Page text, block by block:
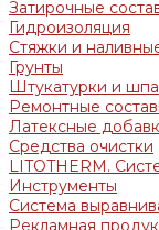
Затирочные
Гидроизоляция
Стяжки и
Грунты
Штукатурки и
Ремонтные
Латексные
Средства очистки
LITOTHERM.
Инструменты
Система
Рекламная